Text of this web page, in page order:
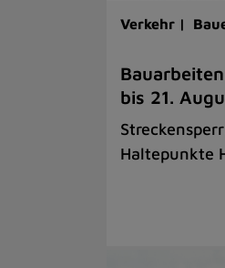
Verkehr |
bis 21.
Haltepunkte